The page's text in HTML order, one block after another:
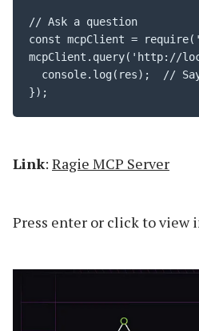
// Ask a question
const mcpClient =
mcpClient.query('http://
console.log(res);  //
});
Link: Ragie MCP Server
Press enter or click to view